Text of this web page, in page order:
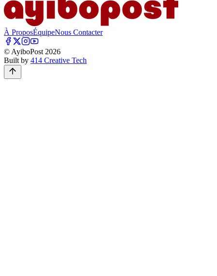
À ProposÉquipeNous Contacter
© AyiboPost 2026
Built by 414 Creative Tech